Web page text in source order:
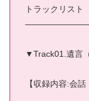
トラックリスト
▼Track01.遺言
【収録内容:会